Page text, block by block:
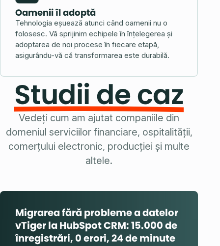
Oamenii îl adoptă
Tehnologia eșuează atunci când oamenii nu o
folosesc. Vă sprijinim echipele în înțelegerea și
adoptarea de noi procese în fiecare etapă,
asigurându-vă că transformarea este durabilă.
Studii de caz
Vedeți cum am ajutat companiile din
domeniul serviciilor financiare, ospitalității,
comerțului electronic, producției și multe
altele.
Migrarea fără probleme a datelor
vTiger la HubSpot CRM: 15.000 de
înregistrări, 0 erori, 24 de minute